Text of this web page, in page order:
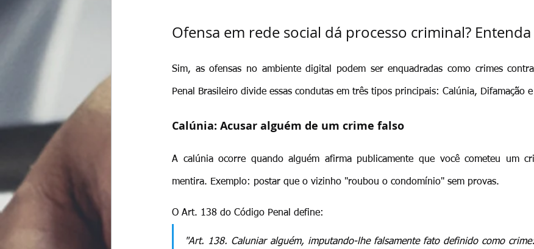
Ofensa em rede social dá processo criminal?
Sim, as ofensas no ambiente digital podem ser enquadradas como crimes
Penal Brasileiro divide essas condutas em três tipos principais: Calúnia, Difamação
Calúnia: Acusar alguém de um crime falso
A calúnia ocorre quando alguém afirma publicamente que você cometeu um
mentira. Exemplo: postar que o vizinho "roubou o condomínio" sem provas.
O Art. 138 do Código Penal define:
"Art. 138. Caluniar alguém, imputando-lhe falsamente fato definido como